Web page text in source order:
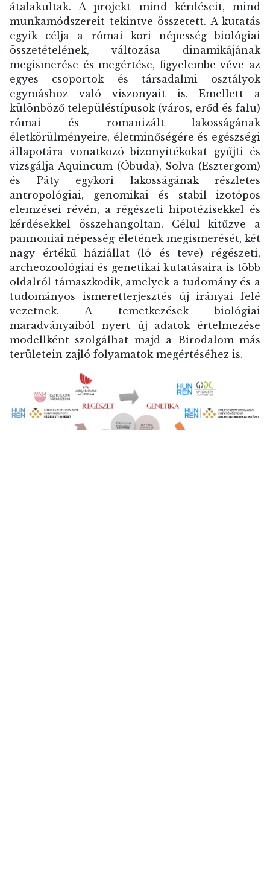
átalakultak. A projekt mind kérdéseit, mind
munkamódszereit tekintve összetett. A kutatás
egyik célja a római kori népesség biológiai
összetételének, változása dinamikájának
megismerése és megértése, figyelembe véve az
egyes csoportok és társadalmi osztályok
egymáshoz való viszonyait is. Emellett a
különböző településtípusok (város, erőd és falu)
római és romanizált lakosságának
életkörülményeire, életminőségére és egészségi
állapotára vonatkozó bizonyítékokat gyűjti és
vizsgálja Aquincum (Óbuda), Solva (Esztergom)
és Páty egykori lakosságának részletes
antropológiai, genomikai és stabil izotópos
elemzései révén, a régészeti hipotézisekkel és
kérdésekkel összehangoltan. Célul kitűzve a
pannoniai népesség életének megismerését, két
nagy értékű háziállat (ló és teve) régészeti,
archeozoológiai és genetikai kutatásaira is több
oldalról támaszkodik, amelyek a tudomány és a
tudományos ismeretterjesztés új irányai felé
vezetnek. A temetkezések biológiai
maradványaiból nyert új adatok értelmezése
modellként szolgálhat majd a Birodalom más
területein zajló folyamatok megértéséhez is.